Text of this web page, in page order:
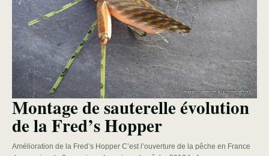
Montage de sauterelle évolution
de la Fred’s Hopper
Amélioration de la Fred’s Hopper C’est l’ouverture de la pêche en France